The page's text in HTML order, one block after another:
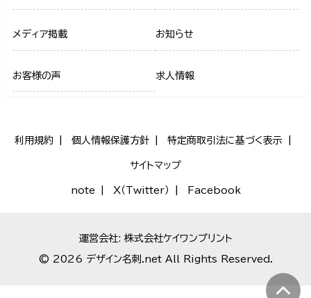
メディア掲載 お知らせ
お客様の声 求人情報
利用規約 個人情報保護方針 特定商取引法に基づく表示
サイトマップ
note X（Twitter） Facebook
運営会社: 株式会社ケイワンプリント
© 2026 デザイン名刺.net All Rights Reserved.